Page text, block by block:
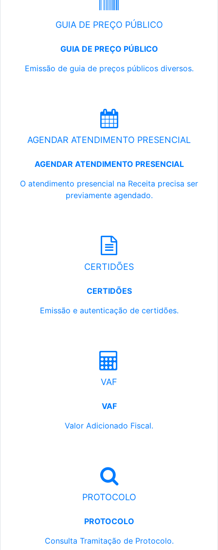
GUIA DE PREÇO PÚBLICO
GUIA DE PREÇO PÚBLICO
Emissão de guia de preços públicos diversos.
AGENDAR ATENDIMENTO PRESENCIAL
AGENDAR ATENDIMENTO PRESENCIAL
O atendimento presencial na Receita precisa ser
previamente agendado.
CERTIDÕES
CERTIDÕES
Emissão e autenticação de certidões.
VAF
VAF
Valor Adicionado Fiscal.
PROTOCOLO
PROTOCOLO
Consulta Tramitação de Protocolo.